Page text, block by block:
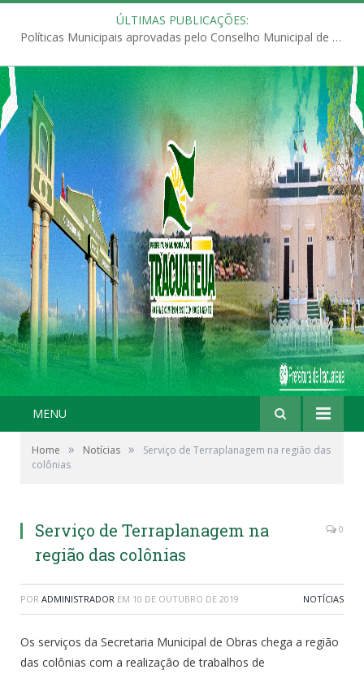
ÚLTIMAS PUBLICAÇÕES:
Políticas Municipais aprovadas pelo Conselho Municipal de Educação (CME)
MENU
Home » Notícias »
Serviço de Terraplanagem na região das
colônias
Serviço de Terraplanagem na
região das colônias
0
POR ADMINISTRADOR EM 10 DE OUTUBRO DE 2019 NOTÍCIAS
Os serviços da Secretaria Municipal de Obras chega a região
das colônias com a realização de trabalhos de